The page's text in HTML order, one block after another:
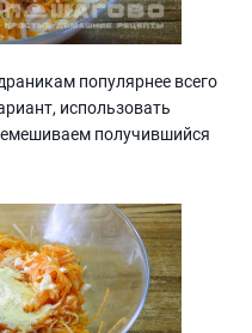
популярнее всего
использовать
получившийся